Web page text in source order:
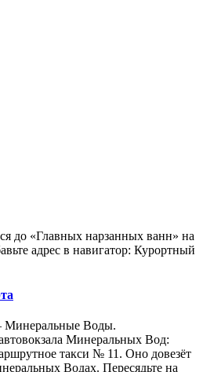
до «Главных нарзанных ванн» на
адрес в навигатор: Курортный
Воды.
Минеральных Вод:
такси № 11. Оно довезёт
Водах. Пересядьте на